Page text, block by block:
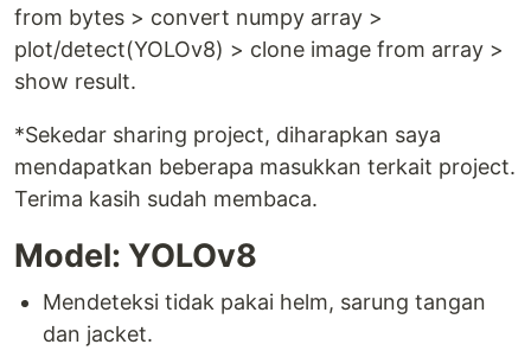
from bytes > convert numpy array >
plot/detect(YOLOv8) > clone image from array >
show result.
*Sekedar sharing project, diharapkan saya
mendapatkan beberapa masukkan terkait project.
Terima kasih sudah membaca.
Model: YOLOv8
Mendeteksi tidak pakai helm, sarung tangan
dan jacket.